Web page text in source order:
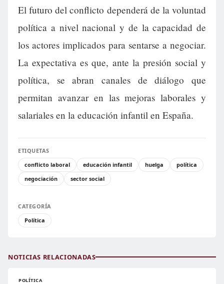
El futuro del conflicto dependerá de la voluntad
política a nivel nacional y de la capacidad de
los actores implicados para sentarse a negociar.
La expectativa es que, ante la presión social y
política, se abran canales de diálogo que
permitan avanzar en las mejoras laborales y
salariales en la educación infantil en España.
ETIQUETAS
conflicto laboral
educación infantil huelga
política
negociación
sector social
CATEGORÍA
Política
NOTICIAS RELACIONADAS
POLÍTICA